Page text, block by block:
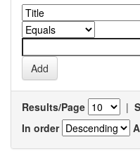
Results/Page |
In order